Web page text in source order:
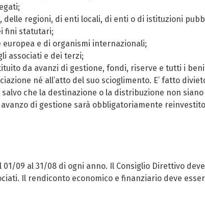
delle regioni, di enti locali, di enti o di istituzioni
fini statutari;
europea e di organismi internazionali;
associati e dei terzi;
da avanzi di gestione, fondi, riserve e tutti i
né all’atto del suo scioglimento. E’ fatto
che la destinazione o la distribuzione non
avanzo di gestione sarà obbligatoriamente
01/09 al 31/08 di ogni anno. Il Consiglio Direttivo
Il rendiconto economico e finanziario deve